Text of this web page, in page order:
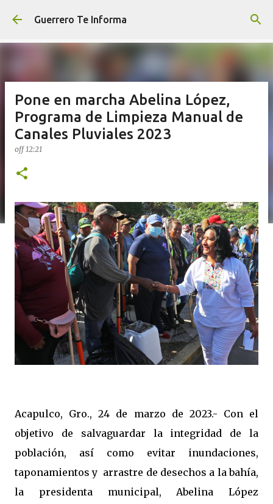
Ir al contenido principal
Guerrero Te Informa
Pone en marcha Abelina López,
Programa de Limpieza Manual de
Canales Pluviales 2023
off12:21
Acapulco, Gro., 24 de marzo de 2023.- Con el
objetivo de salvaguardar la integridad de la
población, así como evitar inundaciones,
taponamientos y arrastre de desechos a la bahía,
la presidenta municipal, Abelina López